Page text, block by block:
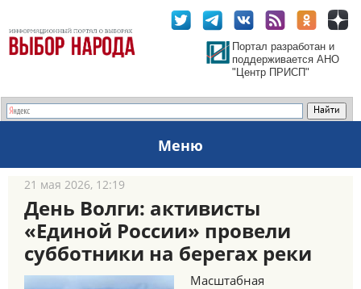
Портал разработан и
поддерживается АНО
"Центр ПРИСП"
Меню
21 мая 2026, 12:19
День Волги: активисты
«Единой России» провели
субботники на берегах реки
Масштабная